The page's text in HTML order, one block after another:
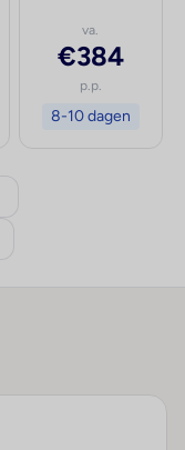
va.
€384
p.p.
8-10 dagen